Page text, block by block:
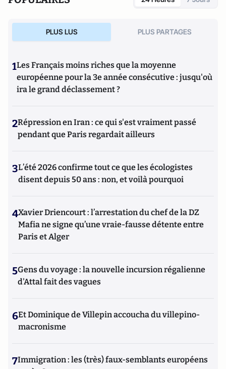
PLUS LUS PLUS PARTAGES
1Les Français moins riches que la moyenne
européenne pour la 3e année consécutive : jusqu'où
ira le grand déclassement ?
2Répression en Iran : ce qui s'est vraiment passé
pendant que Paris regardait ailleurs
3L’été 2026 confirme tout ce que les écologistes
disent depuis 50 ans : non, et voilà pourquoi
4Xavier Driencourt : l’arrestation du chef de la DZ
Mafia ne signe qu’une vraie-fausse détente entre
Paris et Alger
5Gens du voyage : la nouvelle incursion régalienne
d'Attal fait des vagues
6Et Dominique de Villepin accoucha du villepino-
macronisme
7Immigration : les (très) faux-semblants européens